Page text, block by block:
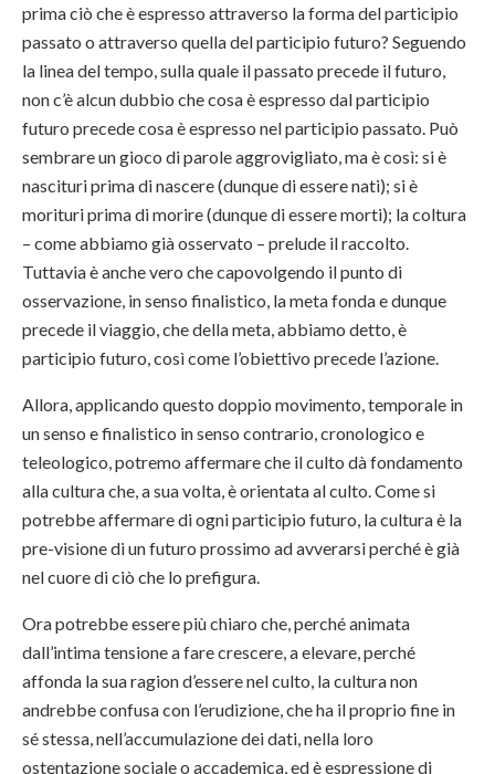
prima ciò che è espresso attraverso la forma del participio
passato o attraverso quella del participio futuro? Seguendo
la linea del tempo, sulla quale il passato precede il futuro,
non c’è alcun dubbio che cosa è espresso dal participio
futuro precede cosa è espresso nel participio passato. Può
sembrare un gioco di parole aggrovigliato, ma è così: si è
nascituri prima di nascere (dunque di essere nati); si è
morituri prima di morire (dunque di essere morti); la coltura
– come abbiamo già osservato – prelude il raccolto.
Tuttavia è anche vero che capovolgendo il punto di
osservazione, in senso finalistico, la meta fonda e dunque
precede il viaggio, che della meta, abbiamo detto, è
participio futuro, così come l’obiettivo precede l’azione.
Allora, applicando questo doppio movimento, temporale in
un senso e finalistico in senso contrario, cronologico e
teleologico, potremo affermare che il culto dà fondamento
alla cultura che, a sua volta, è orientata al culto. Come si
potrebbe affermare di ogni participio futuro, la cultura è la
pre-visione di un futuro prossimo ad avverarsi perché è già
nel cuore di ciò che lo prefigura.
Ora potrebbe essere più chiaro che, perché animata
dall’intima tensione a fare crescere, a elevare, perché
affonda la sua ragion d’essere nel culto, la cultura non
andrebbe confusa con l’erudizione, che ha il proprio fine in
sé stessa, nell’accumulazione dei dati, nella loro
ostentazione sociale o accademica, ed è espressione di